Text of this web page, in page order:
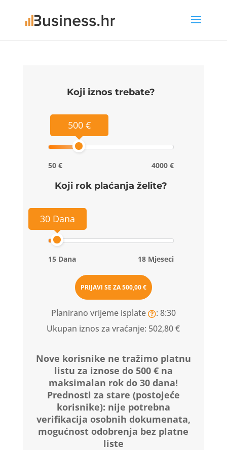
Koji iznos trebate?
500 €
50 € 4000 €
Koji rok plaćanja želite?
30 Dana
15 Dana 18 Mjeseci
PRIJAVI SE ZA500,00 €
Planirano vrijeme isplate
: 8:30
Ukupan iznos za vraćanje: 502,80 €
Nove korisnike ne tražimo platnu
listu za iznose do 500 € na
maksimalan rok do 30 dana!
Prednosti za stare (postojeće
korisnike): nije potrebna
verifikacija osobnih dokumenata,
mogućnost odobrenja bez platne
liste